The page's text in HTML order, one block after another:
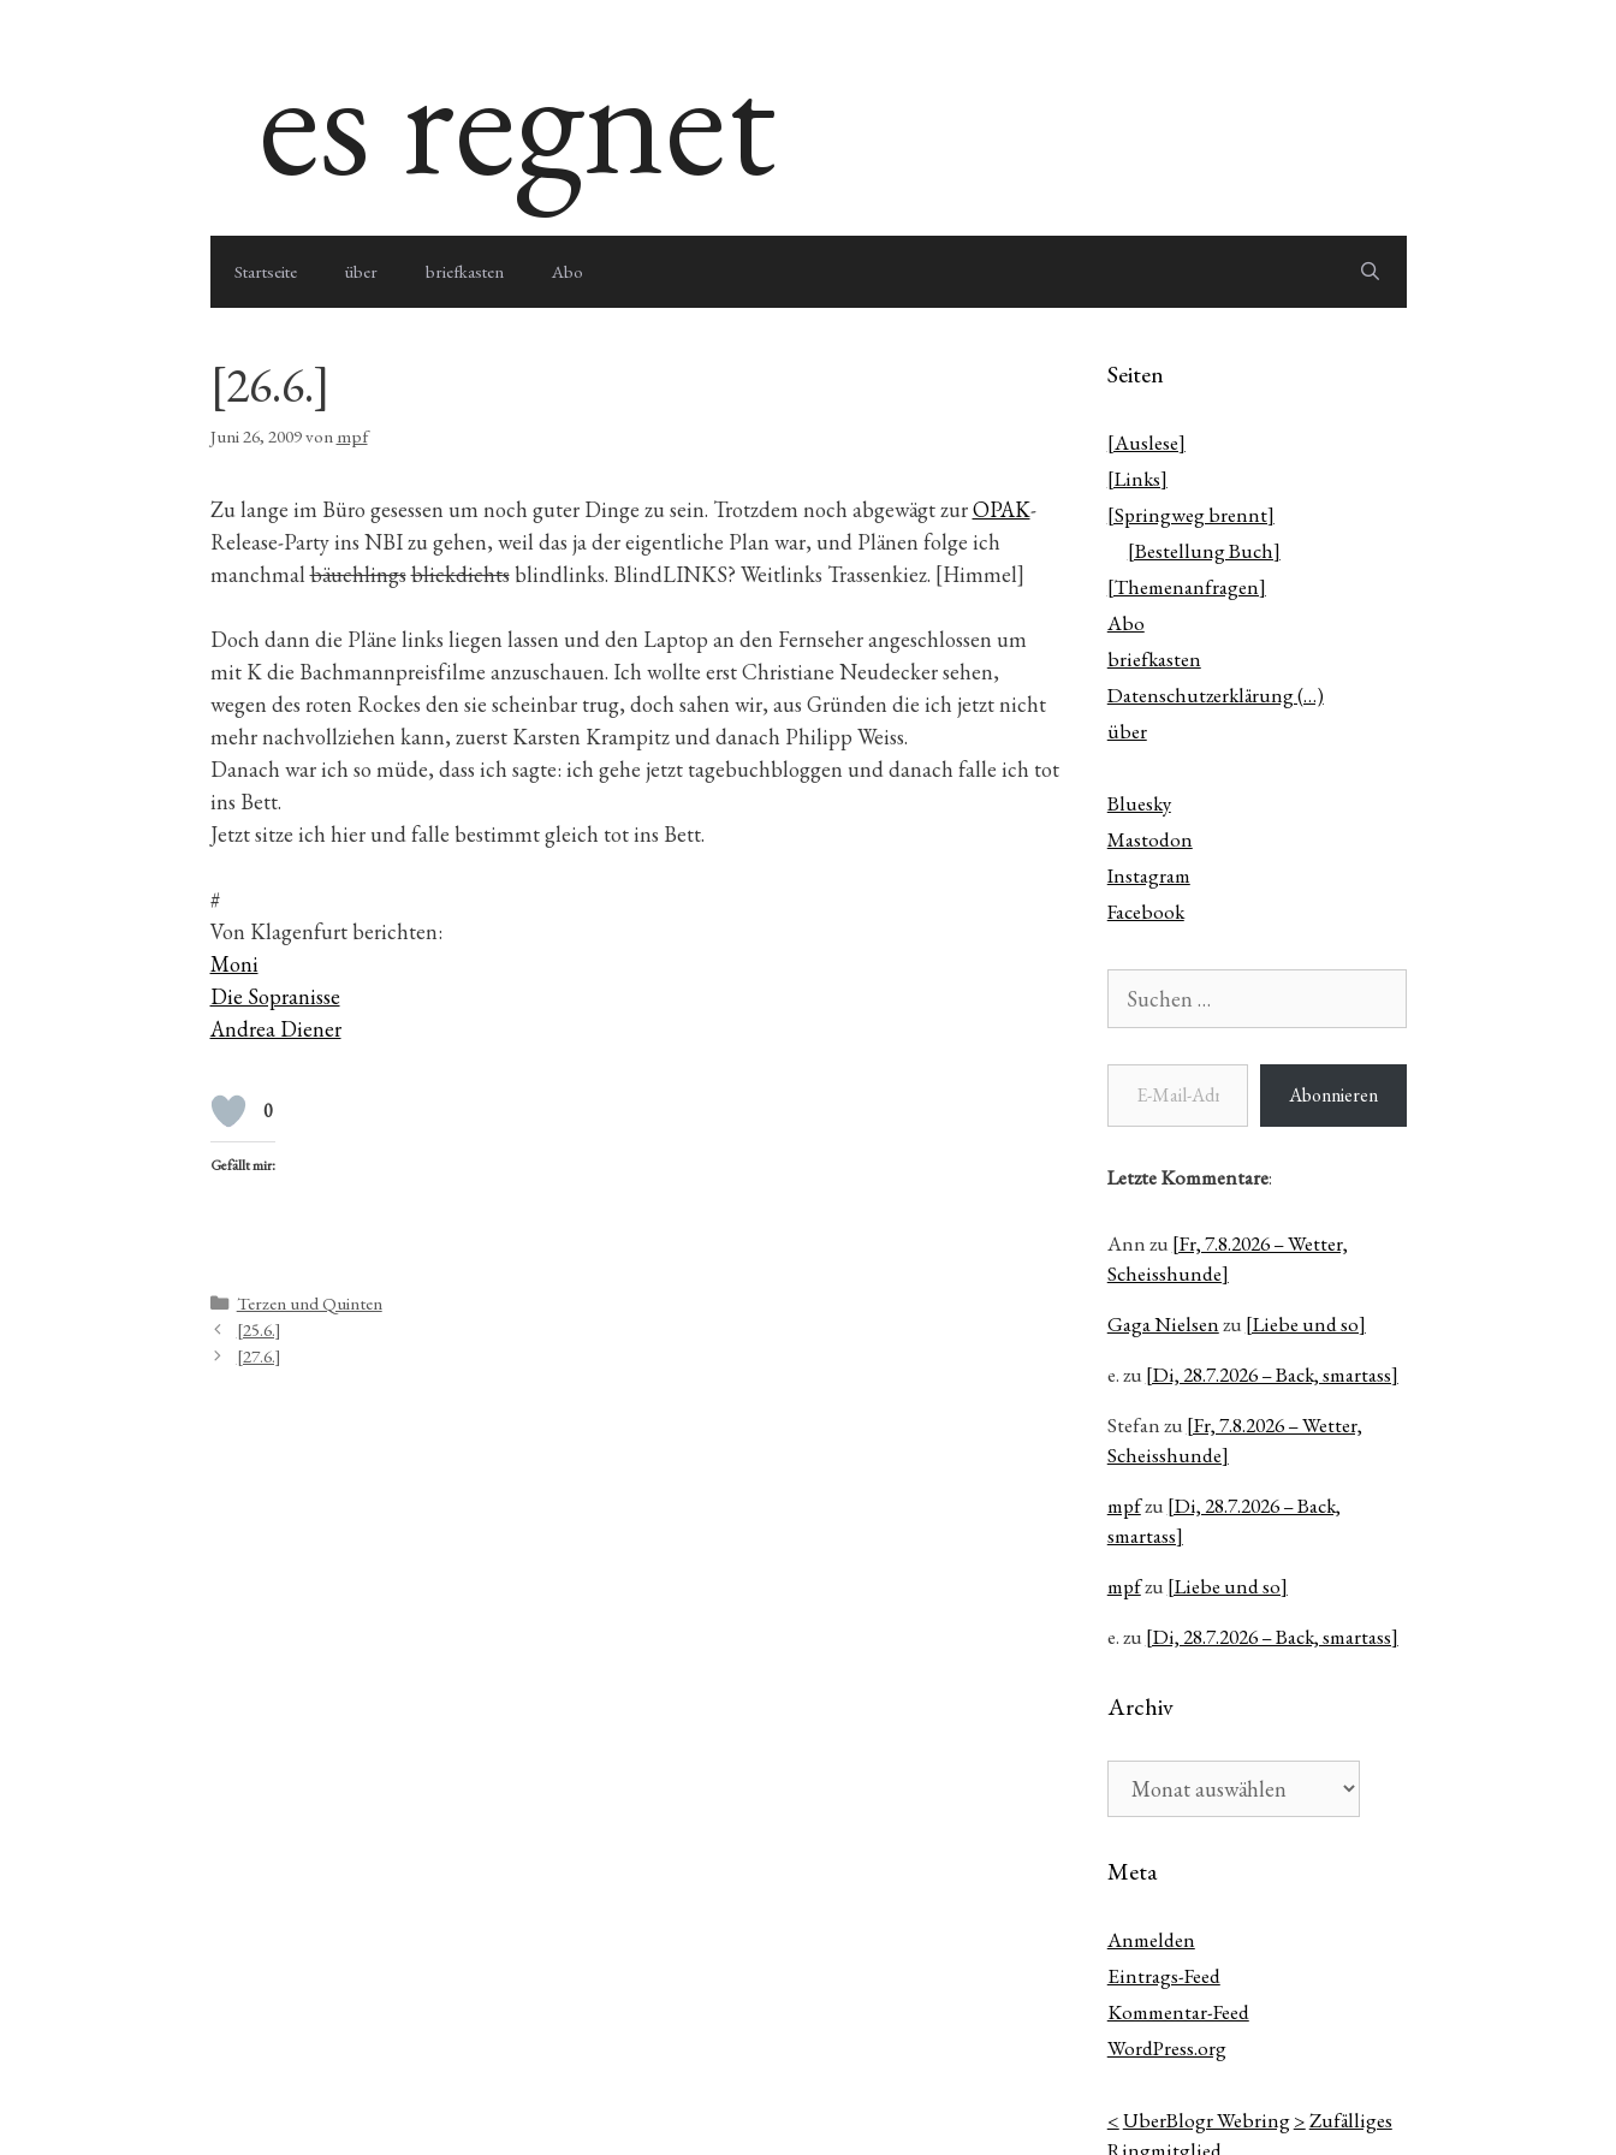
es regnet
Startseite über briefkasten Abo
[26.6.]
Juni 26, 2009von mpf
Zu lange im Büro gesessen um noch guter Dinge zu sein. Trotzdem noch abgewägt zurOPAK-
Release-Party ins NBI zu gehen, weil das ja der eigentliche Plan war, und Plänen folge ich
manchmalbäuchlingsblickdichtsblindlinks. BlindLINKS? Weitlinks Trassenkiez. [Himmel]
Doch dann die Pläne links liegen lassen und den Laptop an den Fernseher angeschlossen um
mit K die Bachmannpreisfilme anzuschauen. Ich wollte erst Christiane Neudecker sehen,
wegen des roten Rockes den sie scheinbar trug, doch sahen wir, aus Gründen die ich jetzt nicht
mehr nachvollziehen kann, zuerst Karsten Krampitz und danach Philipp Weiss.
Danach war ich so müde, dass ich sagte: ich gehe jetzt tagebuchbloggen und danach falle ich tot
ins Bett.
Jetzt sitze ich hier und falle bestimmt gleich tot ins Bett.
#
Von Klagenfurt berichten:
Moni
Die Sopranisse
Andrea Diener
0
Gefällt mir:
Kategorien
Terzen und Quinten
[25.6.]
[27.6.]
Seiten
[Auslese]
[Links]
[Springweg brennt]
[Bestellung Buch]
[Themenanfragen]
Abo
briefkasten
Datenschutzerklärung (…)
über
Bluesky
Mastodon
Instagram
Facebook
nach:
E-Mail-Adresse
Abonnieren
Letzte Kommentare:
Annzu [Fr, 7.8.2026 – Wetter,
Scheisshunde]
Gaga Nielsenzu [Liebe und so]
e.zu [Di, 28.7.2026 – Back, smartass]
Stefanzu [Fr, 7.8.2026 – Wetter,
Scheisshunde]
mpfzu [Di, 28.7.2026 – Back,
smartass]
mpfzu [Liebe und so]
e.zu [Di, 28.7.2026 – Back, smartass]
Archiv
Meta
Anmelden
Eintrags-Feed
Kommentar-Feed
WordPress.org
<UberBlogr Webring>Zufälliges